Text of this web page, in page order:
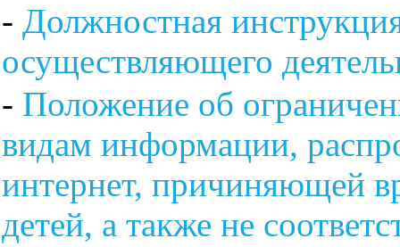
- Должностная
осуществляющего
- Положение об
видам информации,
интернет, причиняющей
детей, а также не